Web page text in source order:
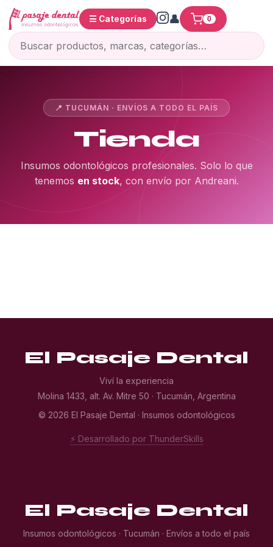
☰ Categorías 0
📍 TUCUMÁN · ENVÍOS A TODO EL PAÍS
Tienda
Insumos odontológicos profesionales. Solo lo que
tenemos en stock, con envío por Andreani.
El Pasaje Dental
Viví la experiencia
Molina 1433, alt. Av. Mitre 50 · Tucumán, Argentina
© 2026 El Pasaje Dental · Insumos odontológicos
⚡ Desarrollado por ThunderSkills
El Pasaje Dental
Insumos odontológicos · Tucumán · Envíos a todo el país